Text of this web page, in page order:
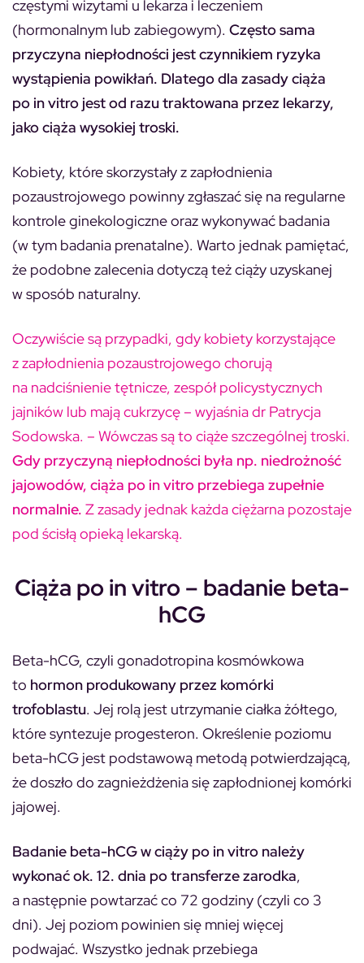
częstymi wizytami u lekarza i leczeniem
(hormonalnym lub zabiegowym). Często sama
przyczyna niepłodności jest czynnikiem ryzyka
wystąpienia powikłań. Dlatego dla zasady ciąża
po in vitro jest od razu traktowana przez lekarzy,
jako ciąża wysokiej troski.
Kobiety, które skorzystały z zapłodnienia
pozaustrojowego powinny zgłaszać się na regularne
kontrole ginekologiczne oraz wykonywać badania
(w tym badania prenatalne). Warto jednak pamiętać,
że podobne zalecenia dotyczą też ciąży uzyskanej
w sposób naturalny.
Oczywiście są przypadki, gdy kobiety korzystające
z zapłodnienia pozaustrojowego chorują
na nadciśnienie tętnicze, zespół policystycznych
jajników lub mają cukrzycę – wyjaśnia dr Patrycja
Sodowska. – Wówczas są to ciąże szczególnej troski.
Gdy przyczyną niepłodności była np. niedrożność
jajowodów, ciąża po in vitro przebiega zupełnie
normalnie. Z zasady jednak każda ciężarna pozostaje
pod ścisłą opieką lekarską.
Ciąża po in vitro – badanie beta-
hCG
Beta-hCG, czyli gonadotropina kosmówkowa
to hormon produkowany przez komórki
trofoblastu. Jej rolą jest utrzymanie ciałka żółtego,
które syntezuje progesteron. Określenie poziomu
beta-hCG jest podstawową metodą potwierdzającą,
że doszło do zagnieżdżenia się zapłodnionej komórki
jajowej.
Badanie beta-hCG w ciąży po in vitro należy
wykonać ok. 12. dnia po transferze zarodka,
a następnie powtarzać co 72 godziny (czyli co 3
dni). Jej poziom powinien się mniej więcej
podwajać. Wszystko jednak przebiega